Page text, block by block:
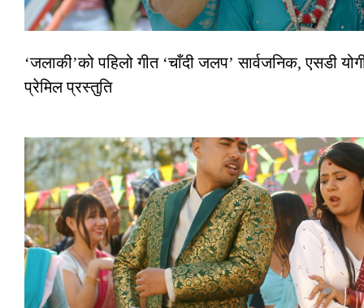
‘जलाकी’को पहिलो गीत ‘चाँदी जलप’ सार्वजनिक, एसडी
प्रेमिल प्रस्तुति